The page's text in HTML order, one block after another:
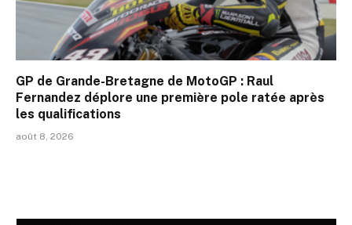
GP de Grande-Bretagne de MotoGP : Raul
Fernandez déplore une première pole ratée après
les qualifications
août 8, 2026